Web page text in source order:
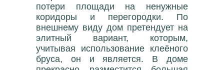
потери площади на ненужные
коридоры и перегородки. По
внешнему виду дом претендует на
элитный вариант, которым,
учитывая использование клеёного
бруса, он и является. В доме